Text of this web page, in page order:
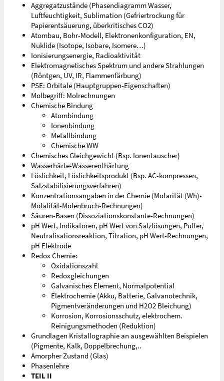
Aggregatzustände (Phasendiagramm Wasser,
Luftfeuchtigkeit, Sublimation (Gefriertrockung für
Papierentsäuerung, überkritisches CO2)
Atombau, Bohr-Modell, Elektronenkonfiguration, EN,
Nuklide (Isotope, Isobare, Isomere…)
Ionisierungsenergie, Radioaktivität
Elektromagnetisches Spektrum und andere Strahlungen
(Röntgen, UV, IR, Flammenfärbung)
PSE: Orbitale (Hauptgruppen-Eigenschaften)
Molbegriff: Molrechnungen
Chemische Bindung
Atombindung
Ionenbindung
Metallbindung
Chemische WW
Chemisches Gleichgewicht (Bsp. Ionentauscher)
Wasserhärte-Wasserenthärtung
Löslichkeit, Löslichkeitsprodukt (Bsp. AC-kompressen,
Salzstabilisierungsverfahren)
Konzentrationsangaben in der Chemie (Molarität (Wh)-
Molalität-Molenbruch-Rechnungen)
Säuren-Basen (Dissoziationskonstante-Rechnungen)
pH Wert, Indikatoren, pH Wert von Salzlösungen, Puffer,
Neutralisationsreaktion, Titration, pH Wert-Rechnungen,
pH Elektrode
Redox Chemie:
Oxidationszahl
Redoxgleichungen
Galvanisches Element, Normalpotential
Elektrochemie (Akku, Batterie, Galvanotechnik,
Pigmentveränderungen und H2O2 Bleichung)
Korrosion, Korrosionsschutz, elektrochem.
Reinigungsmethoden (Reduktion)
Grundlagen Kristallographie an ausgewählten Beispielen
(Pigmente, Kalk, Doppelbrechung,..
Amorpher Zustand (Glas)
Phasenlehre
TEIL II